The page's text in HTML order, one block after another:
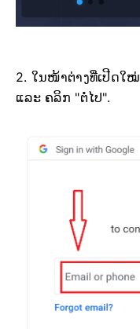
2. ໃນໜ້າຕ່າງທີ່ເປີດໃ
ແລະ ຄລິກ "ຕໍ່ໄປ".